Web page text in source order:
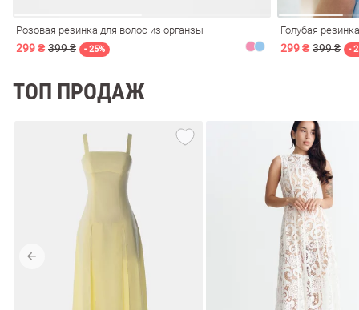
Розовая резинка для волос из органзы
299 ₴ 399 ₴ - 25%
Голубая
299 ₴ 399 ₴ -
ТОП ПРОДАЖ